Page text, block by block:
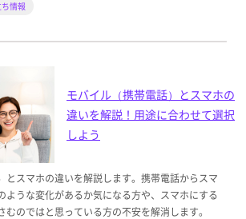
情報
モバイル（携帯電話）とスマホの
違いを解説！用途に合わせて選択
しよう
とスマホの違いを解説します。携帯電話からスマ
ような変化があるか気になる方や、スマホにする
むのではと思っている方の不安を解消します。